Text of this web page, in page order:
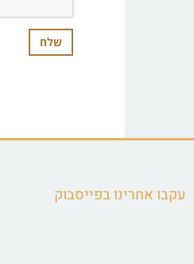
עקבו אחרינו בפייסבוק